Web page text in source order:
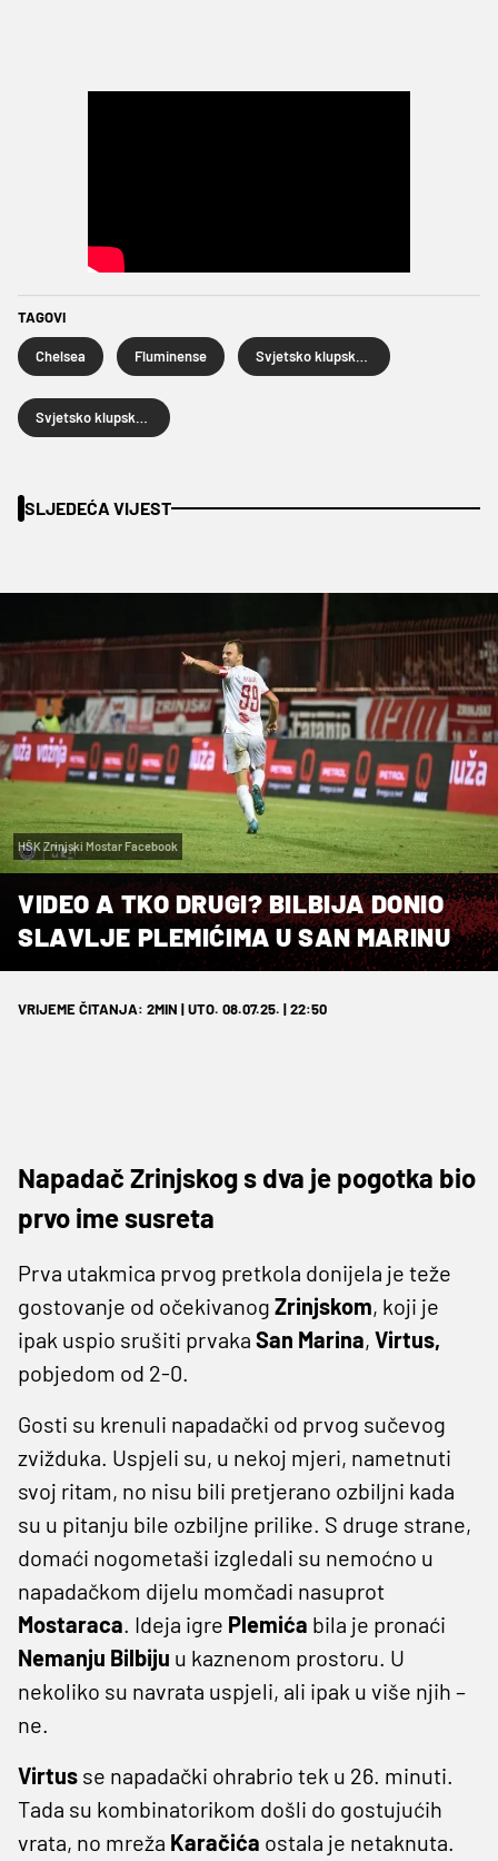
TAGOVI
Chelsea Fluminense
SLJEDEĆA VIJEST
HŠK Zrinjski Mostar Facebook
VIDEO A TKO DRUGI? BILBIJA DONIO
SLAVLJE PLEMIĆIMA U SAN MARINU
VRIJEME ČITANJA: 2MIN | UTO. 08.07.25. | 22:50
Napadač Zrinjskog s dva je pogotka bio
prvo ime susreta
Prva utakmica prvog pretkola donijela je teže
gostovanje od očekivanog Zrinjskom, koji je
ipak uspio srušiti prvaka San Marina, Virtus,
pobjedom od 2-0.
Gosti su krenuli napadački od prvog sučevog
zvižduka. Uspjeli su, u nekoj mjeri, nametnuti
svoj ritam, no nisu bili pretjerano ozbiljni kada
su u pitanju bile ozbiljne prilike. S druge strane,
domaći nogometaši izgledali su nemoćno u
napadačkom dijelu momčadi nasuprot
Mostaraca . Ideja igre Plemića bila je pronaći
Nemanju Bilbiju u kaznenom prostoru. U
nekoliko su navrata uspjeli, ali ipak u više njih –
ne.
Virtus se napadački ohrabrio tek u 26. minuti.
Tada su kombinatorikom došli do gostujućih
vrata, no mreža Karačića ostala je netaknuta.